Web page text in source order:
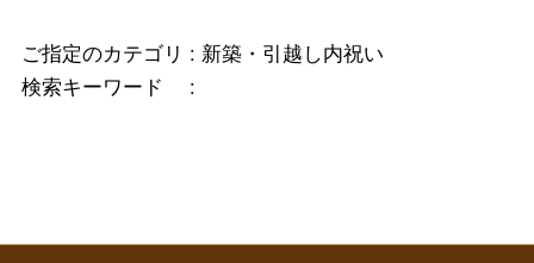
ご指定のカテゴリ : 新築・引越し内祝い
検索キーワード :
敬老の日